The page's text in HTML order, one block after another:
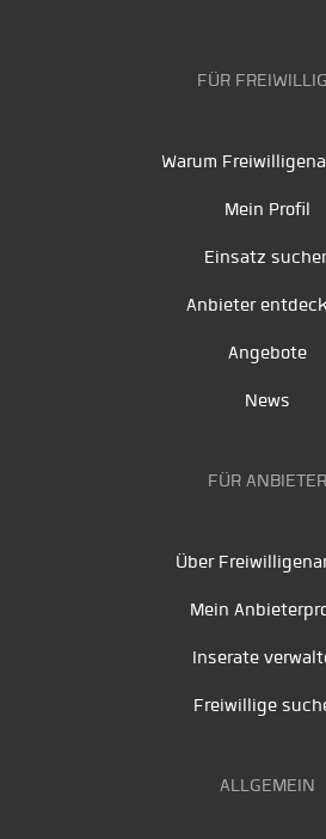
FÜR
Warum
Mein Profil
Einsatz
Anbieter
Angebote
News
FÜR ANBIETER
Über
Mein
Inserate
Freiwillige
ALLGEMEIN